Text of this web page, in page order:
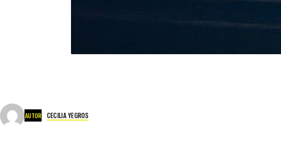
AUTOR CECILIA YEGROS